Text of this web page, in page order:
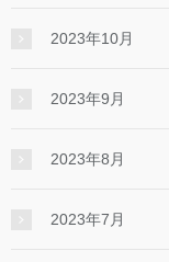
2023年10月
2023年9月
2023年8月
2023年7月